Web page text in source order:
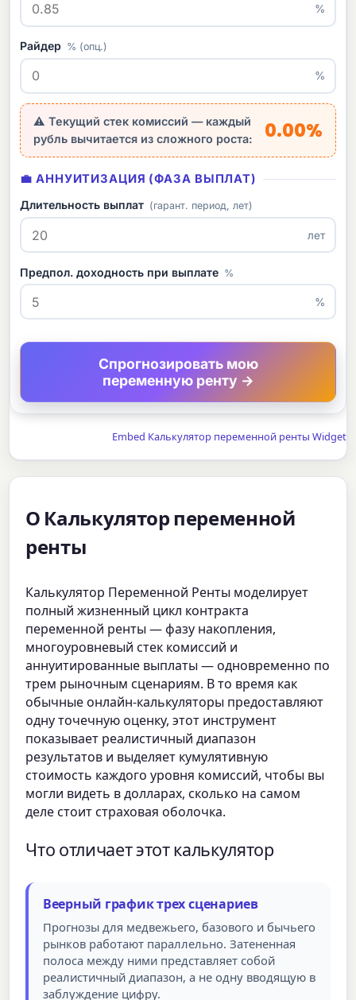
%
Райдер % (опц.)
%
⚠ Текущий стек комиссий — каждый
рубль вычитается из сложного роста:
0.00%
💼 АННУИТИЗАЦИЯ (ФАЗА ВЫПЛАТ)
Длительность выплат (гарант. период, лет)
лет
Предпол. доходность при выплате %
%
Спрогнозировать мою
переменную ренту →
Embed Калькулятор переменной ренты Widget
О Калькулятор переменной
ренты
Калькулятор Переменной Ренты моделирует
полный жизненный цикл контракта
переменной ренты — фазу накопления,
многоуровневый стек комиссий и
аннуитированные выплаты — одновременно по
трем рыночным сценариям. В то время как
обычные онлайн-калькуляторы предоставляют
одну точечную оценку, этот инструмент
показывает реалистичный диапазон
результатов и выделяет кумулятивную
стоимость каждого уровня комиссий, чтобы вы
могли видеть в долларах, сколько на самом
деле стоит страховая оболочка.
Что отличает этот калькулятор
Веерный график трех сценариев
Прогнозы для медвежьего, базового и бычьего
рынков работают параллельно. Затененная
полоса между ними представляет собой
реалистичный диапазон, а не одну вводящую в
заблуждение цифру.